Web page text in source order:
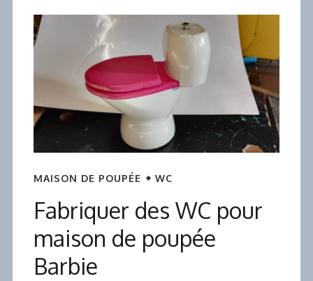
MAISON DE POUPÉE WC
Fabriquer des WC pour
maison de poupée
Barbie